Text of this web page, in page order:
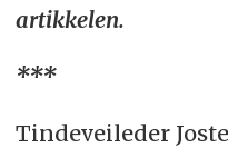
artikkelen.
***
Tindeveileder